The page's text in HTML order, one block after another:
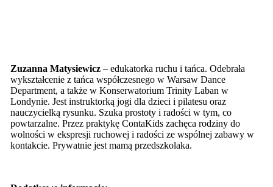
Zuzanna Matysiewicz– edukatorka ruchu i tańca. Odebrała
wykształcenie z tańca współczesnego w Warsaw Dance
Department, a także w Konserwatorium Trinity Laban w
Londynie. Jest instruktorką jogi dla dzieci i pilatesu oraz
nauczycielką rysunku. Szuka prostoty i radości w tym, co
powtarzalne. Przez praktykę ContaKids zachęca rodziny do
wolności w ekspresji ruchowej i radości ze wspólnej zabawy w
kontakcie. Prywatnie jest mamą przedszkolaka.